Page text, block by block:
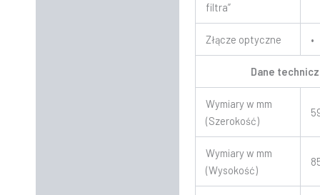
filtra”
Złącze optyczne •
Dane
Wymiary w mm
(Szerokość)
Wymiary w mm
(Wysokość)